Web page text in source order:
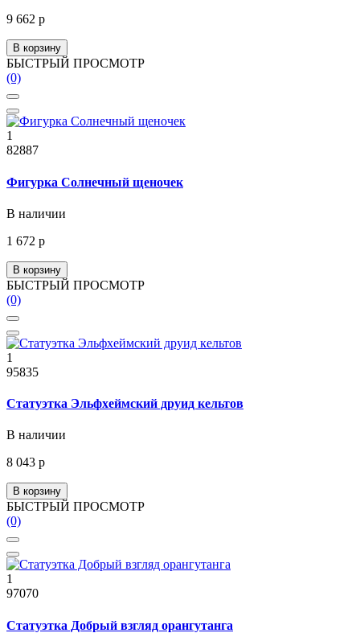
9 662 р
В корзину
БЫСТРЫЙ ПРОСМОТР
(0)
1
82887
Фигурка Солнечный щеночек
В наличии
1 672 р
В корзину
БЫСТРЫЙ ПРОСМОТР
(0)
1
95835
Статуэтка Эльфхеймский друид кельтов
В наличии
8 043 р
В корзину
БЫСТРЫЙ ПРОСМОТР
(0)
1
97070
Статуэтка Добрый взгляд орангутанга